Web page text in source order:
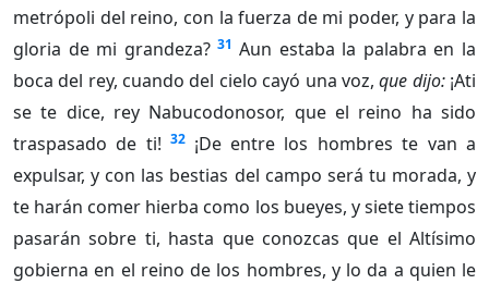
metrópoli del reino, con la fuerza de mi poder, y para la
gloria de mi grandeza? 31 Aun estaba la palabra en la
boca del rey, cuando del cielo cayó una voz,que dijo:¡Ati
se te dice, rey Nabucodonosor, que el reino ha sido
traspasado de ti! 32 ¡De entre los hombres te van a
expulsar, y con las bestias del campo será tu morada, y
te harán comer hierba como los bueyes, y siete tiempos
pasarán sobre ti, hasta que conozcas que el Altísimo
gobierna en el reino de los hombres, y lo da a quien le